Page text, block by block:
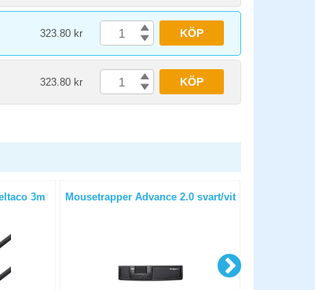
323.80 kr KÖP
323.80 kr KÖP
3m
Mousetrapper Advance 2.0 svart/vit